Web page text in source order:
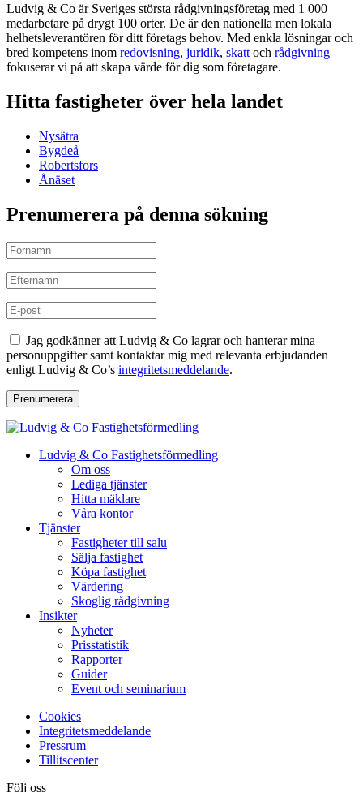
Ludvig & Co är Sveriges största rådgivningsföretag med 1 000
medarbetare på drygt 100 orter. De är den nationella men lokala
helhetsleverantören för ditt företags behov. Med enkla lösningar och
bred kompetens inom redovisning, juridik, skatt och rådgivning
fokuserar vi på att skapa värde för dig som företagare.
Hitta fastigheter över hela landet
Nysätra
Bygdeå
Robertsfors
Ånäset
Prenumerera på denna sökning
Jag godkänner att Ludvig & Co lagrar och hanterar mina
personuppgifter samt kontaktar mig med relevanta erbjudanden
enligt Ludvig & Co’s integritetsmeddelande.
Prenumerera
Ludvig & Co Fastighetsförmedling
Om oss
Lediga tjänster
Hitta mäklare
Våra kontor
Tjänster
Fastigheter till salu
Sälja fastighet
Köpa fastighet
Värdering
Skoglig rådgivning
Insikter
Nyheter
Prisstatistik
Rapporter
Guider
Event och seminarium
Cookies
Integritetsmeddelande
Pressrum
Tillitscenter
Följ oss